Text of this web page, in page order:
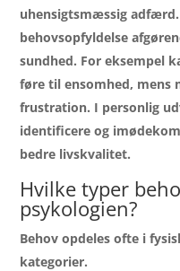
uhensigtsmæssig
behovsopfyldelse
sundhed. For eksempel
føre til ensomhed, mens
frustration. I personlig
identificere og
bedre livskvalitet.
Hvilke typer
psykologien?
Behov opdeles ofte i
kategorier.